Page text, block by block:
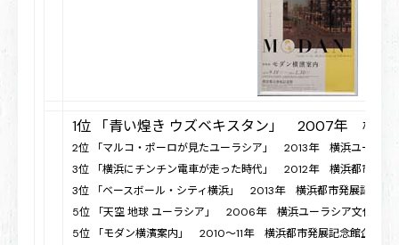
1位 「青い煌き ウズベキスタン」 2007年 横浜
2位 「マルコ・ポーロが見たユーラシア」 2013年 横浜ユーラ
3位 「横浜にチンチン電車が走った時代」 2012年 横浜都市発展
3位 「ベースボール・シティ横浜」 2013年 横浜都市発展記念館
5位 「天空 地球 ユーラシア」 2006年 横浜ユーラシア文化館企
5位 「モダン横濱案内」 2010〜11年 横浜都市発展記念館企画展